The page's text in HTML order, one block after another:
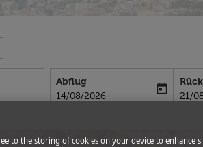
Abflug
fc-booking-departure-date-aria-
14/08/2026
today
fc-
21/
to the storing of cookies on your device to enhance